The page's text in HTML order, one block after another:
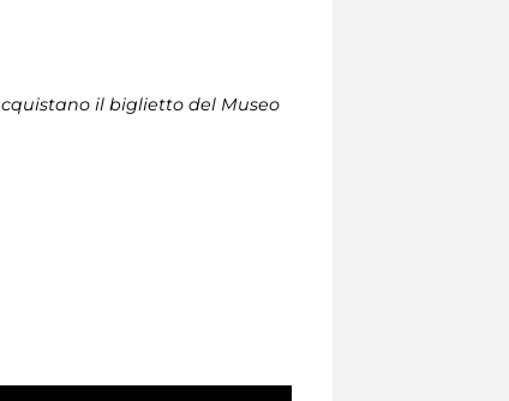
il biglietto del Museo